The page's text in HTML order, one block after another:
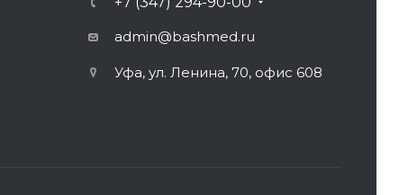
admin@bashmed.ru
Уфа, ул. Ленина, 70, офис 608